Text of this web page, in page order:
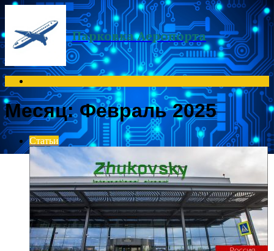
Парковка Аеропорта
Месяц:Февраль 2025
Статьи